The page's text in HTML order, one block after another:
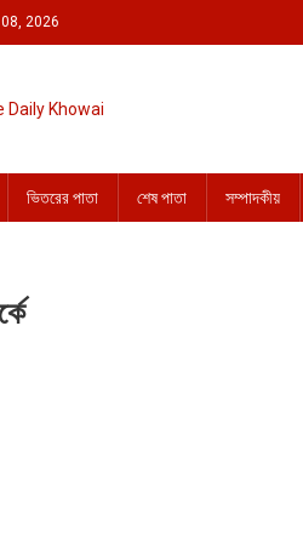
2026
ভিতরের পাতা শেষ পাতা সম্পাদকীয়